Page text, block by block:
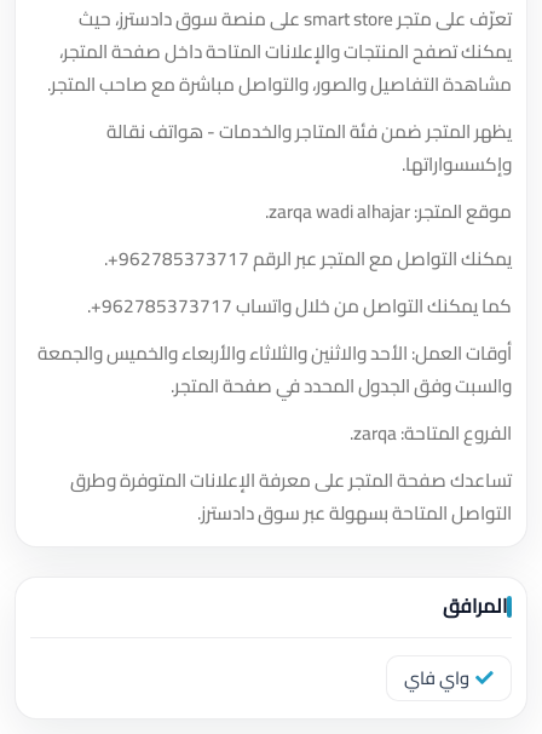
تعرّف على متجر smart store على منصة سوق دادسترز، حيث
يمكنك تصفح المنتجات والإعلانات المتاحة داخل صفحة المتجر،
مشاهدة التفاصيل والصور، والتواصل مباشرة مع صاحب المتجر.
يظهر المتجر ضمن فئة المتاجر والخدمات - هواتف نقالة
وإكسسواراتها.
موقع المتجر: zarqa wadi alhajar.
يمكنك التواصل مع المتجر عبر الرقم+962785373717
.
كما يمكنك التواصل من خلال واتساب+962785373717
.
أوقات العمل: الأحد والاثنين والثلاثاء والأربعاء والخميس والجمعة
والسبت وفق الجدول المحدد في صفحة المتجر.
الفروع المتاحة: zarqa.
تساعدك صفحة المتجر على معرفة الإعلانات المتوفرة وطرق
التواصل المتاحة بسهولة عبر سوق دادسترز.
المرافق
واي فاي